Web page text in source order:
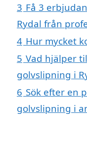
3 Få 3
Rydal från
4 Hur mycket
5 Vad hjälper
golvslipning i
6 Sök efter en
golvslipning i